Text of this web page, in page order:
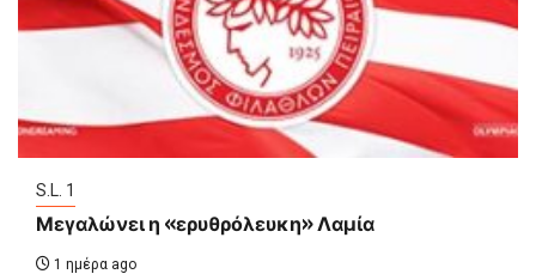
S.L. 1
Μεγαλώνει η «ερυθρόλευκη» Λαμία
1 ημέρα ago